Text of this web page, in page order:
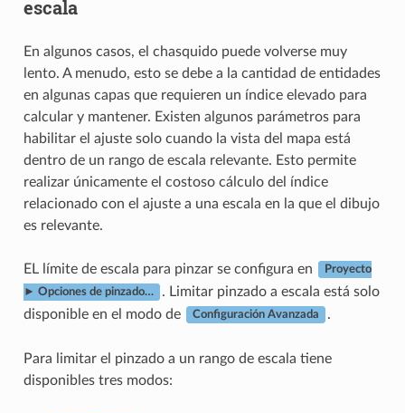
escala
En algunos casos, el chasquido puede volverse muy
lento. A menudo, esto se debe a la cantidad de entidades
en algunas capas que requieren un índice elevado para
calcular y mantener. Existen algunos parámetros para
habilitar el ajuste solo cuando la vista del mapa está
dentro de un rango de escala relevante. Esto permite
realizar únicamente el costoso cálculo del índice
relacionado con el ajuste a una escala en la que el dibujo
es relevante.
EL límite de escala para pinzar se configura en Proyecto
► Opciones de pinzado…
. Limitar pinzado a escala está solo
disponible en el modo de
Configuración Avanzada .
Para limitar el pinzado a un rango de escala tiene
disponibles tres modos: